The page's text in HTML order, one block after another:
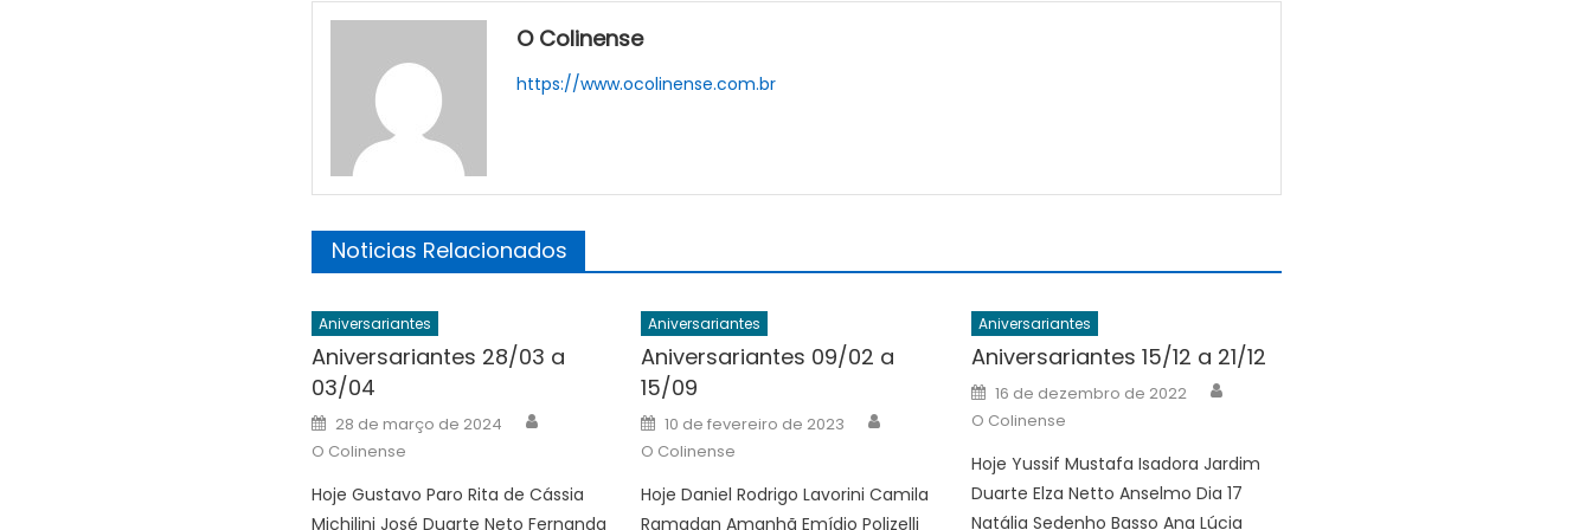
O Colinense
https://www.ocolinense.com.br
Noticias Relacionados
Aniversariantes
Aniversariantes 28/03 a
03/04
Posted
on
28 de março de 2024
O Colinense
Hoje Gustavo Paro Rita de Cássia
Michilini José Duarte Neto Fernanda
Aniversariantes
Aniversariantes 09/02 a
15/09
Posted
on
10 de fevereiro de 2023
O Colinense
Hoje Daniel Rodrigo Lavorini Camila
Ramadan Amanhã Emídio Polizelli
Aniversariantes
Aniversariantes 15/12 a 21/12
Posted
on
16 de dezembro de 2022
O Colinense
Hoje Yussif Mustafa Isadora Jardim
Duarte Elza Netto Anselmo Dia 17
Natália Sedenho Basso Ana Lúcia